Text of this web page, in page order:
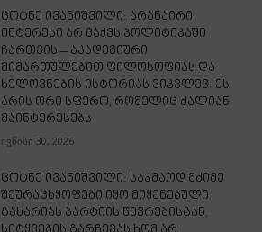
ცოტნე ივანიშვილი: არანაირი
ინტერესი არ მაქვს პოლიტიკაში
ჩართვის – აკადემიური
მიმართულებით ფილოსოფიას და
ხელოვნების ისტორიას ვიკვლევ. ეს
არის ორი სფერო, რომელიც ძალიან
მაინტერესებს
ივნისი 30, 2026
ცოტნე ივანიშვილი: საკმაოდ მძიმე
შეურაცხყოფები იყო მიყენებული
გახარიას პარტიის წევრებისგან,